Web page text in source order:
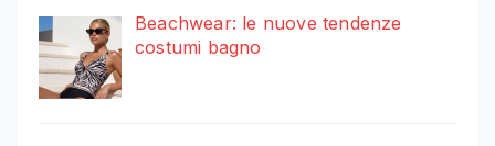
Beachwear: le nuove tendenze
costumi bagno